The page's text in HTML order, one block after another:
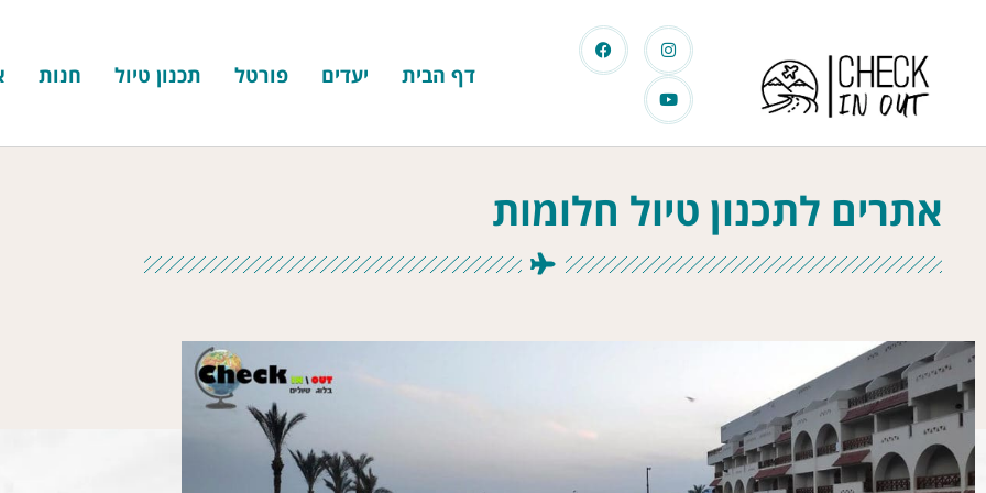
דף הבית יעדים פורטל תכנון טיול חנות
אתרים לתכנון טיול חלומות